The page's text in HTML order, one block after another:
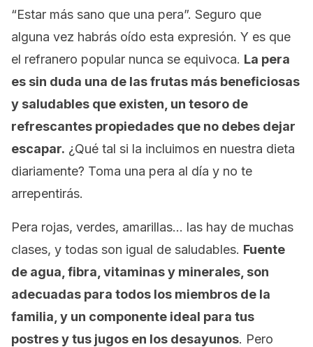
“Estar más sano que una pera”. Seguro que
alguna vez habrás oído esta expresión. Y es que
el refranero popular nunca se equivoca. La pera
es sin duda una de las frutas más beneficiosas
y saludables que existen, un tesoro de
refrescantes propiedades que no debes dejar
escapar. ¿Qué tal si la incluimos en nuestra dieta
diariamente? Toma una pera al día y no te
arrepentirás.
Pera rojas, verdes, amarillas… las hay de muchas
clases, y todas son igual de saludables. Fuente
de agua, fibra, vitaminas y minerales, son
adecuadas para todos los miembros de la
familia, y un componente ideal para tus
postres y tus jugos en los desayunos. Pero